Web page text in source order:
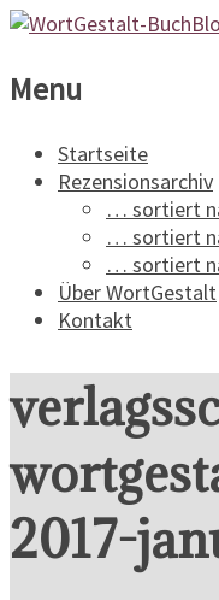
WortGestalt-
Buchblog
Spannungsliteratur
Menu
Startseite
Rezensionsarchiv
… sortiert
… sortiert
… sortiert
Über WortGestalt
Kontakt
2017-